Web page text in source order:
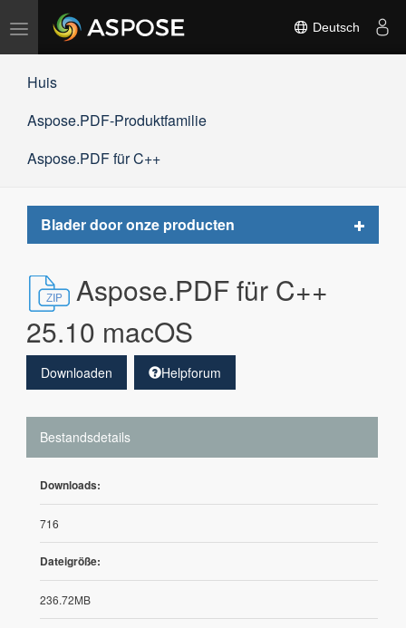
Navigation
umschalten
Deutsch
Huis
Aspose.PDF-Produktfamilie
Aspose.PDF für C++
Blader door onze producten
Toggle
Aspose.PDF für C++
25.10 macOS
Downloaden Helpforum
Bestandsdetails
Downloads:
716
Dateigröße:
236.72MB